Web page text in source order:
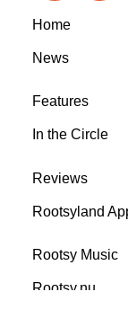
Home
News
Features
In the Circle
Reviews
Rootsyland
Rootsy Music
Rootsy.nu